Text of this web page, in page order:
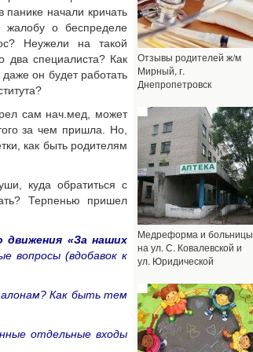
начали кричать
жалобу о беспределе
Неужели на такой
два специалиста? Как
он будет работать
сам нач.мед, может
за чем пришла. Но,
как быть родителям
куда обратиться с
Терпенью пришел
движения «За наших
вопросы (вдобавок к
Как быть тем
отдельные входы
Отзывы родителей ж/м
Мирный, г.
Днепропетровск
Медреформа и больницы
на ул. С. Ковалевской и
ул. Юридической